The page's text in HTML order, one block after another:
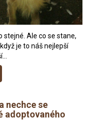
stejné. Ale co se stane,
je to náš nejlepší
nechce se
adoptovaného